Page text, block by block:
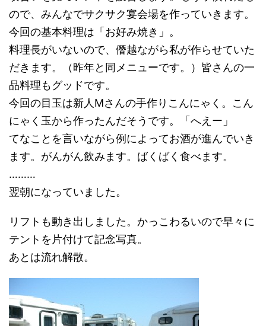
ので、みんなでサクサク宴会場を作っていきます。
今回の基本料理は「お好み焼き」。
料理長がいないので、僭越ながら私が作らせていた
だきます。（昨年と同メニューです。）皆さんの一
品料理もグッドです。
今回の目玉は新人Mさんの手作りこんにゃく。こん
にゃく玉から作ったんだそうです。「へえー」
てなことを言いながら例によってお酒が進んでいき
ます。がんがん飲みます。ばくばく食べます。
………
翌朝になっていました。
リフトも動き出しました。かっこわるいので早々に
テントを片付けて記念写真。
あとは流れ解散。